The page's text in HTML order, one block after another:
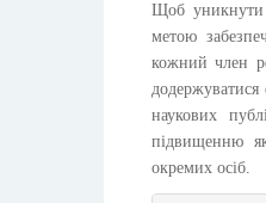
Щоб уникнути
метою
кожний член
наукових
підвищенню
окремих осіб.